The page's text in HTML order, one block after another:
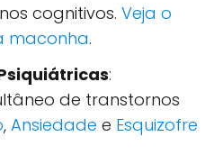
cognitivos. Veja o
maconha.
:
de transtornos
, Ansiedade e Esquizofre